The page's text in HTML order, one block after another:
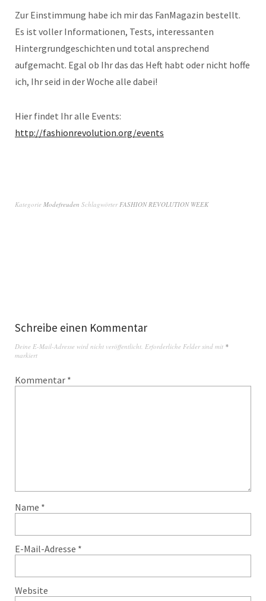
Zur Einstimmung habe ich mir das FanMagazin bestellt.
Es ist voller Informationen, Tests, interessanten
Hintergrundgeschichten und total ansprechend
aufgemacht. Egal ob Ihr das das Heft habt oder nicht hoffe
ich, Ihr seid in der Woche alle dabei!
Hier findet Ihr alle Events:
http://fashionrevolution.org/events
Kategorie Modefreuden Schlagwörter FASHION REVOLUTION WEEK
Schreibe einen Kommentar
Deine E-Mail-Adresse wird nicht veröffentlicht. Erforderliche Felder sind mit *
markiert
Kommentar *
Name *
E-Mail-Adresse *
Website